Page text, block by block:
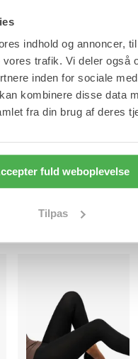
indhold og annoncer,
trafik. Vi deler også
inden for sociale
kombinere disse data
fra din brug af deres
fuld weboplevelse
Tilpas
S M L XL
Til ømme, hævede og stive
›